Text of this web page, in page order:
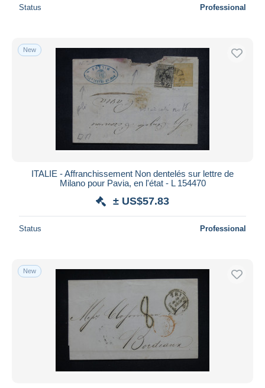
Status Professional
New
ITALIE - Affranchissement Non dentelés sur lettre de
Milano pour Pavia, en l'état - L 154470
± US$57.83
Status Professional
New